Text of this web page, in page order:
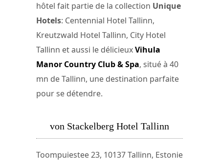
hôtel fait partie de la collection Unique
Hotels: Centennial Hotel Tallinn,
Kreutzwald Hotel Tallinn, City Hotel
Tallinn et aussi le délicieuxVihula
Manor Country Club & Spa, situé à 40
mn de Tallinn, une destination parfaite
pour se détendre.
von Stackelberg Hotel Tallinn
Toompuiestee 23, 10137 Tallinn, Estonie